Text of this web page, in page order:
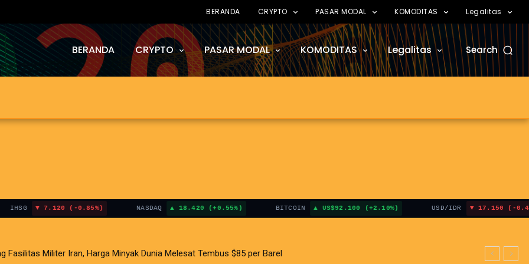
BERANDA CRYPTO PASAR MODAL KOMODITAS Legalitas
BERANDA CRYPTO PASAR MODAL KOMODITAS Legalitas Search
7.120 (-0.85%) NASDAQ 18.420 (+0.55%) BITCOIN US$92.100 (+2.10%) USD/IDR 17.150 (-0.45%)
Amblesnya Saham Teknologi Asia dan Guncangan Selat Hormuz
Militer Iran, Harga Minyak Dunia Melesat Tembus $85 per Barel